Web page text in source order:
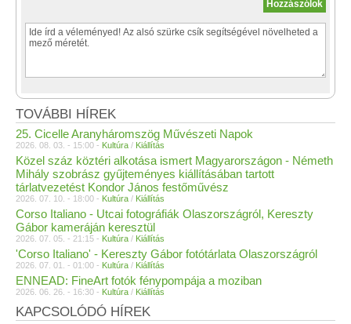
TOVÁBBI HÍREK
25. Cicelle Aranyháromszög Művészeti Napok
2026. 08. 03. - 15:00 - Kultúra / Kiállítás
Közel száz köztéri alkotása ismert Magyarországon - Németh
Mihály szobrász gyűjteményes kiállításában tartott
tárlatvezetést Kondor János festőművész
2026. 07. 10. - 18:00 - Kultúra / Kiállítás
Corso Italiano - Utcai fotográfiák Olaszországról, Kereszty
Gábor kameráján keresztül
2026. 07. 05. - 21:15 - Kultúra / Kiállítás
'Corso Italiano' - Kereszty Gábor fotótárlata Olaszországról
2026. 07. 01. - 01:00 - Kultúra / Kiállítás
ENNEAD: FineArt fotók fénypompája a moziban
2026. 06. 26. - 16:30 - Kultúra / Kiállítás
KAPCSOLÓDÓ HÍREK